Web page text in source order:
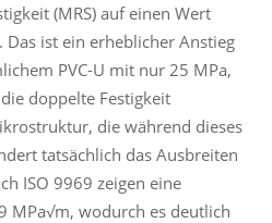
(MRS) auf einen Wert
ist ein erheblicher Anstieg
PVC-U mit nur 25 MPa,
doppelte Festigkeit
die während dieses
tatsächlich das Ausbreiten
ISO 9969 zeigen eine
MPa√m, wodurch es deutlich